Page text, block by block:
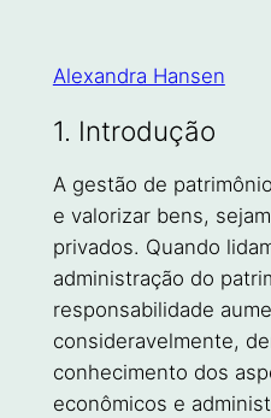
Alexandra Hansen
1. Introdução
A gestão de
e valorizar bens,
privados. Quando
administração do
responsabilidade
consideravelmente,
conhecimento dos
econômicos e